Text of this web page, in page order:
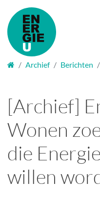
Welkom
Archief Berichten
[Archief]
Wonen
die
willen